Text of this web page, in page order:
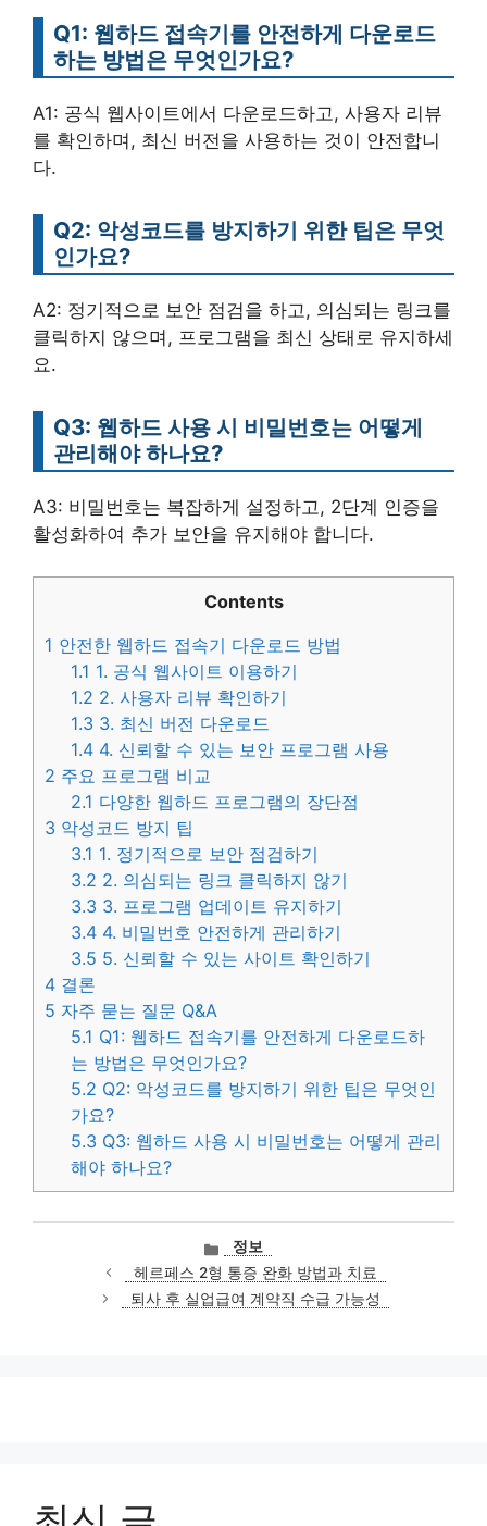
Q1: 웹하드 접속기를 안전하게 다운로드
하는 방법은 무엇인가요?
A1: 공식 웹사이트에서 다운로드하고, 사용자 리뷰
를 확인하며, 최신 버전을 사용하는 것이 안전합니
다.
Q2: 악성코드를 방지하기 위한 팁은 무엇
인가요?
A2: 정기적으로 보안 점검을 하고, 의심되는 링크를
클릭하지 않으며, 프로그램을 최신 상태로 유지하세
요.
Q3: 웹하드 사용 시 비밀번호는 어떻게
관리해야 하나요?
A3: 비밀번호는 복잡하게 설정하고, 2단계 인증을
활성화하여 추가 보안을 유지해야 합니다.
Contents
1 안전한 웹하드 접속기 다운로드 방법
1.1 1. 공식 웹사이트 이용하기
1.2 2. 사용자 리뷰 확인하기
1.3 3. 최신 버전 다운로드
1.4 4. 신뢰할 수 있는 보안 프로그램 사용
2 주요 프로그램 비교
2.1 다양한 웹하드 프로그램의 장단점
3 악성코드 방지 팁
3.1 1. 정기적으로 보안 점검하기
3.2 2. 의심되는 링크 클릭하지 않기
3.3 3. 프로그램 업데이트 유지하기
3.4 4. 비밀번호 안전하게 관리하기
3.5 5. 신뢰할 수 있는 사이트 확인하기
4 결론
5 자주 묻는 질문 Q&A
5.1 Q1: 웹하드 접속기를 안전하게 다운로드하
는 방법은 무엇인가요?
5.2 Q2: 악성코드를 방지하기 위한 팁은 무엇인
가요?
5.3 Q3: 웹하드 사용 시 비밀번호는 어떻게 관리
해야 하나요?
카
테
고
리
정보
헤르페스 2형 통증 완화 방법과 치료
퇴사 후 실업급여 계약직 수급 가능성